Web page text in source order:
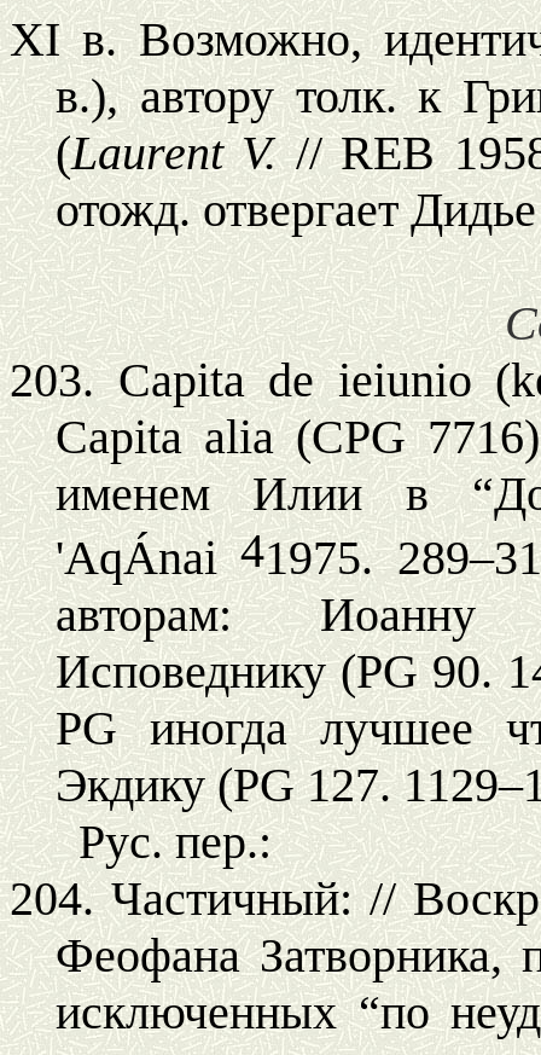
XI в. Возможно,
в.), автору толк. к
(Laurent V.// REB
отожд. отвергает
203. Capita de ieiunio (
Capita alia (CPG
именем Илии в
'AqÁnai 41975.
авторам: Иоанну
Исповеднику (PG 90.
PG иногда лучшее
Экдику (PG 127.
Рус. пер.:
204. Частичный: //
Феофана Затворника,
исключенных “по